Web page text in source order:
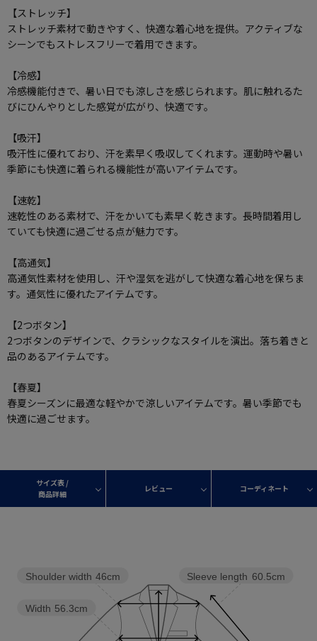
【ストレッチ】
ストレッチ素材で動きやすく、快適な着心地を提供。アクティブな
シーンでもストレスフリーで着用できます。
【冷感】
冷感機能付きで、暑い日でも涼しさを感じられます。肌に触れるた
びにひんやりとした感覚が広がり、快適です。
【吸汗】
吸汗性に優れており、汗を素早く吸収してくれます。運動時や暑い
季節にも快適に着られる機能性が高いアイテムです。
【速乾】
速乾性のある素材で、汗をかいても素早く乾きます。長時間着用し
ていても快適に過ごせる点が魅力です。
【高通気】
高通気性素材を使用し、汗や湿気を逃がして快適な着心地を保ちま
す。通気性に優れたアイテムです。
【2つボタン】
2つボタンのデザインで、クラシックなスタイルを演出。落ち着きと
品のあるアイテムです。
【春夏】
春夏シーズンに最適な軽やかで涼しいアイテムです。暑い季節でも
快適に過ごせます。
サイズ表 /
商品詳細
レビュー コーディネート
Sleeve length 60.5cm
Width 56.3cm
Shoulder width 46cm